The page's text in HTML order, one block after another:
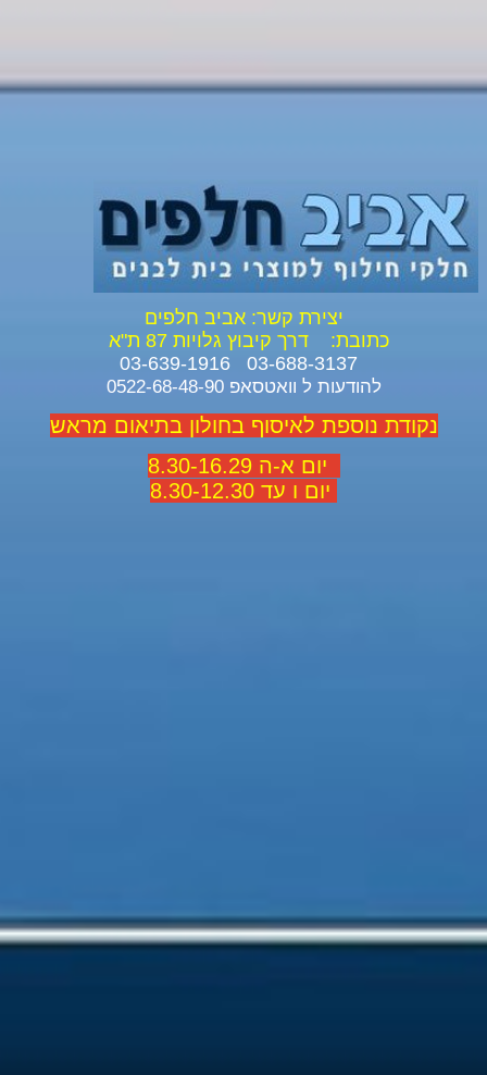
יצירת קשר: אביב חלפים
כתובת:
דרך קיבוץ גלויות 87 ת"א
להודעות ל וואטסאפ 0522-68-48-90
נקודת נוספת לאיסוף בחולון בתיאום מראש
יום א-ה 8.30-16.29
יום ו עד 8.30-12.30